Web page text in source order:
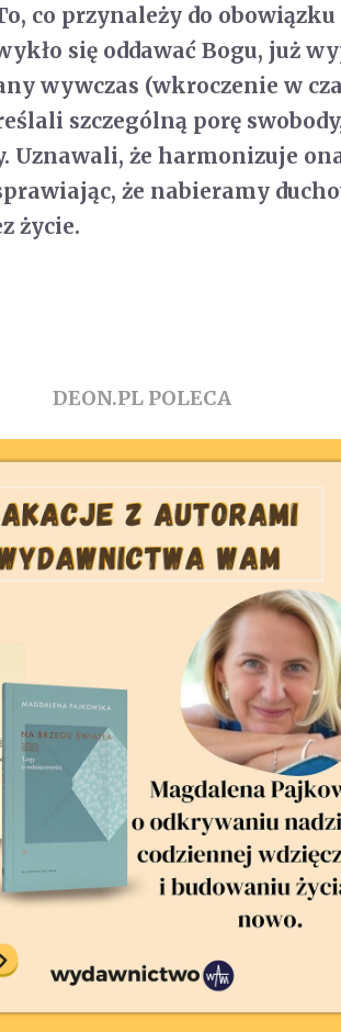
co przynależy do
się oddawać Bogu, już
wywczas (wkroczenie w
szczególną porę
Uznawali, że harmonizuje
że nabieramy
życie.
DEON.PL POLECA